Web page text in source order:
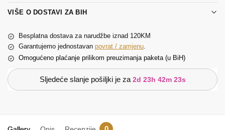
VIŠE O DOSTAVI ZA BIH
Besplatna dostava za narudžbe iznad 120KM
Garantujemo jednostavan povrat / zamjenu.
Omogućeno plaćanje prilikom preuzimanja paketa (u BiH)
Sljedeće slanje pošiljki je za 2d 23h 42m 23s